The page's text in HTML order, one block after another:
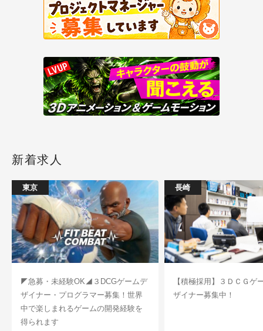
新着求人
東京
◤急募・未経験OK◢３DCGゲームデ
ザイナー・プログラマー募集！世界
中で楽しまれるゲームの開発経験を
得られます
長崎
【積極採用】３ＤＣＧゲ
ザイナー募集中！